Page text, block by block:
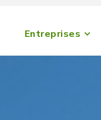
Entreprises